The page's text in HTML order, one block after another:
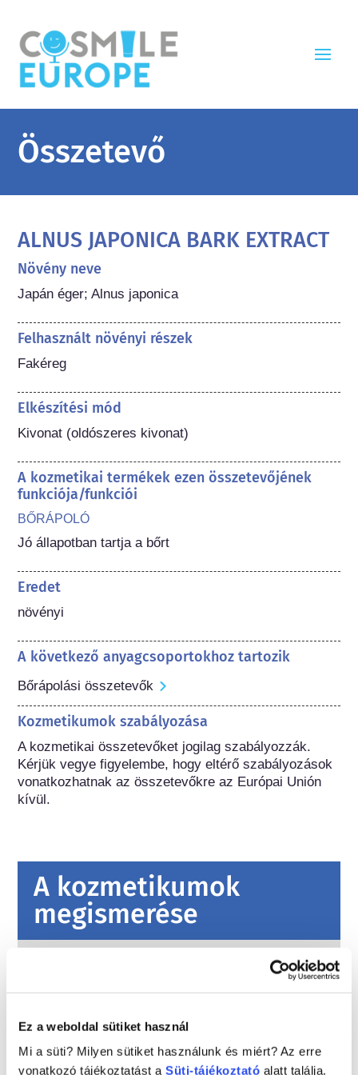
Ez a weboldal sütiket használ
Mi a süti? Milyen sütiket használunk és miért? Az erre
vonatkozó tájékoztatást a Süti-tájékoztató alatt találja.
Összetevő
ALNUS JAPONICA BARK EXTRACT
Növény neve
Japán éger; Alnus japonica
Felhasznált növényi részek
Fakéreg
Elkészítési mód
Kivonat (oldószeres kivonat)
A kozmetikai termékek ezen összetevőjének
funkciója/funkciói
BŐRÁPOLÓ
Jó állapotban tartja a bőrt
Eredet
növényi
A következő anyagcsoportokhoz tartozik
Bőrápolási összetevők
Kozmetikumok szabályozása
A kozmetikai összetevőket jogilag szabályozzák.
Kérjük vegye figyelembe, hogy eltérő szabályozások
vonatkozhatnak az összetevőkre az Európai Unión
kívül.
A kozmetikumok
megismerése
Európai Unióban értékesített kozmetikumok
és testápolási termékek biztonságosan
használhatók legyenek. A vállalatok, az
országos és az európai szabályozó hatóságok
Tovább